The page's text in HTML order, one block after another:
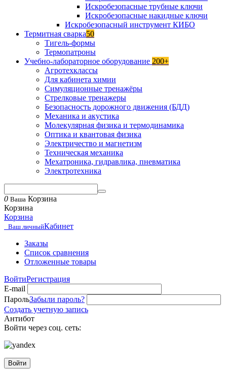
Искробезопасные трубные ключи
Искробезопасные накидные ключи
Искробезопасный инструмент КИБО
Термитная сварка50
Тигель-формы
Термопатроны
Учебно-лабораторное оборудование 200+
Агротехклассы
Для кабинета химии
Симуляционные тренажёры
Стрелковые тренажеры
Безопасность дорожного движения (БДД)
Механика и акустика
Молекулярная физика и термодинамика
Оптика и квантовая физика
Электричество и магнетизм
Техническая механика
Мехатроника, гидравлика, пневматика
Электротехника
0 Ваша Корзина
Корзина
Корзина
Ваш личныйКабинет
Заказы
Список сравнения
Отложенные товары
ВойтиРегистрация
E-mail
ПарольЗабыли пароль?
Создать учетную запись
Антибот
Войти через соц. сеть:
Войти